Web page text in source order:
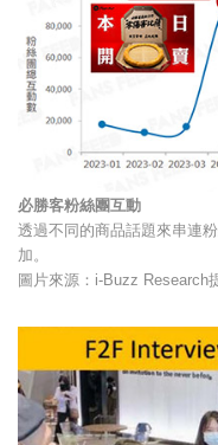
必勝客粉絲團互動
透過不同的商品話題來串連
加。
圖片來源：i-Buzz Research